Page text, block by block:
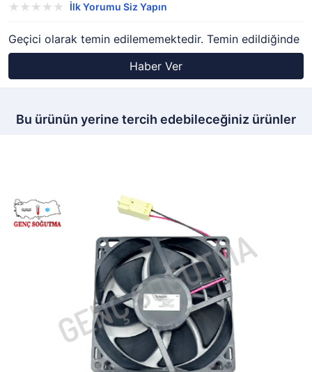
İlk Yorumu Siz Yapın
Geçici olarak temin edilememektedir. Temin edildiğinde
Haber Ver
Bu ürünün yerine tercih edebileceğiniz ürünler